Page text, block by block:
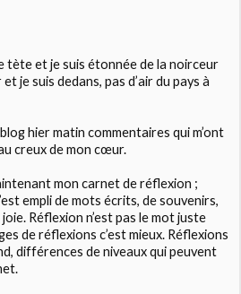
tète et je suis étonnée de la noirceur
je suis dedans, pas d’air du pays à
hier matin commentaires qui m’ont
creux de mon cœur.
mon carnet de réflexion ;
empli de mots écrits, de souvenirs,
Réflexion n’est pas le mot juste
de réflexions c’est mieux. Réflexions
différences de niveaux qui peuvent